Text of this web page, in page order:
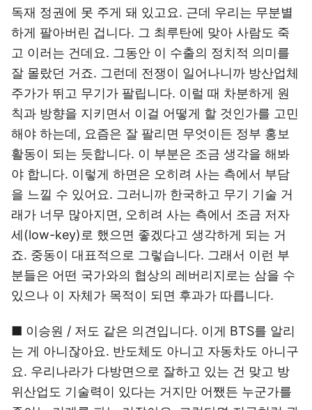
독재 정권에 못 주게 돼 있고요. 근데 우리는 무분별
하게 팔아버린 겁니다. 그 최루탄에 맞아 사람도 죽
고 이러는 건데요. 그동안 이 수출의 정치적 의미를
잘 몰랐던 거죠. 그런데 전쟁이 일어나니까 방산업체
주가가 뛰고 무기가 팔립니다. 이럴 때 차분하게 원
칙과 방향을 지키면서 이걸 어떻게 할 것인가를 고민
해야 하는데, 요즘은 잘 팔리면 무엇이든 정부 홍보
활동이 되는 듯합니다. 이 부분은 조금 생각을 해봐
야 합니다. 이렇게 하면은 오히려 사는 측에서 부담
을 느낄 수 있어요. 그러니까 한국하고 무기 기술 거
래가 너무 많아지면, 오히려 사는 측에서 조금 저자
세(low-key)로 했으면 좋겠다고 생각하게 되는 거
죠. 중동이 대표적으로 그렇습니다. 그래서 이런 부
분들은 어떤 국가와의 협상의 레버리지로는 삼을 수
있으나 이 자체가 목적이 되면 후과가 따릅니다.
■ 이승원 / 저도 같은 의견입니다. 이게 BTS를 알리
는 게 아니잖아요. 반도체도 아니고 자동차도 아니구
요. 우리나라가 다방면으로 잘하고 있는 건 맞고 방
위산업도 기술력이 있다는 거지만 어쨌든 누군가를